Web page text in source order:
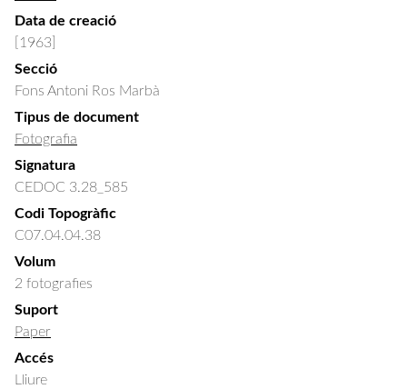
Data de creació
[1963]
Secció
Fons Antoni Ros Marbà
Tipus de document
Fotografia
Signatura
CEDOC 3.28_585
Codi Topogràfic
C07.04.04.38
Volum
2 fotografies
Suport
Paper
Accés
Lliure